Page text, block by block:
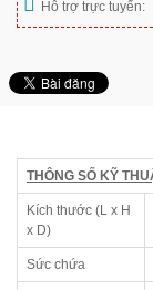
Hỗ trợ trực tuyến:
THÔNG SỐ KỸ
Kích thước (L x H
x D)
Sức chứa